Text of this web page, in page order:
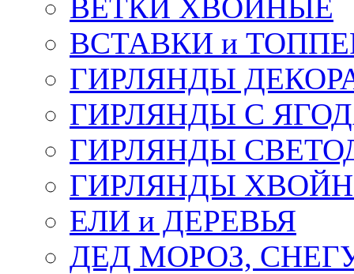
ВЕТКИ ХВОЙНЫЕ
ВСТАВКИ и
ГИРЛЯНДЫ
ГИРЛЯНДЫ С
ГИРЛЯНДЫ
ГИРЛЯНДЫ
ЕЛИ и ДЕРЕВЬЯ
ДЕД МОРОЗ,